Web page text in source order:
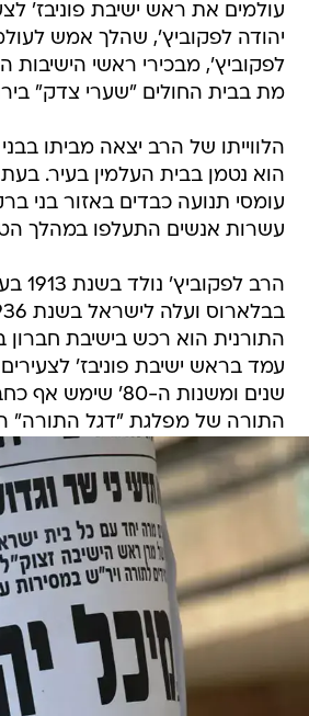
עולמים את ראש ישיבת פוניבז'
לפקוביץ', מבכירי ראשי הישיבות
מת בבית החולים "שערי צדק"
הלווייתו של הרב יצאה מביתו
הוא נטמן בבית העלמין בעיר. בעת
עומסי תנועה כבדים באזור בני
עשרות אנשים התעלפו במהלך
הרב
התורנית הוא רכש בישיבת חברון
עמד בראש ישיבת פוניבז'
שנים ומשנות ה-80'
התורה של מפלגת "דגל התורה"